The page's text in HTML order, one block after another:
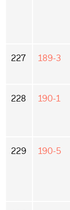
227 189-3
228 190-1
229 190-5